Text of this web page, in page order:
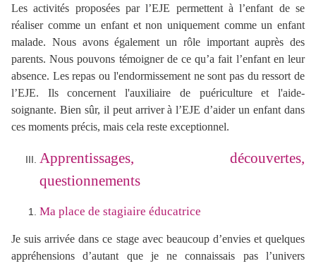
Les activités proposées par l’EJE permettent à l’enfant de se
réaliser comme un enfant et non uniquement comme un enfant
malade. Nous avons également un rôle important auprès des
parents. Nous pouvons témoigner de ce qu’a fait l’enfant en leur
absence. Les repas ou l'endormissement ne sont pas du ressort de
l’EJE. Ils concernent l'auxiliaire de puériculture et l'aide-
soignante. Bien sûr, il peut arriver à l’EJE d’aider un enfant dans
ces moments précis, mais cela reste exceptionnel.
Apprentissages, découvertes,
questionnements
Ma place de stagiaire éducatrice
Je suis arrivée dans ce stage avec beaucoup d’envies et quelques
appréhensions d’autant que je ne connaissais pas l’univers